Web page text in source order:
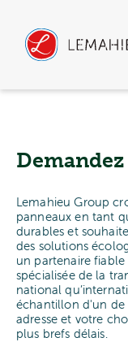
Lemahieu Group
panneaux en tant
durables et
des solutions
un partenaire
spécialisée de la
national
échantillon d'un de
adresse et votre
plus brefs délais.